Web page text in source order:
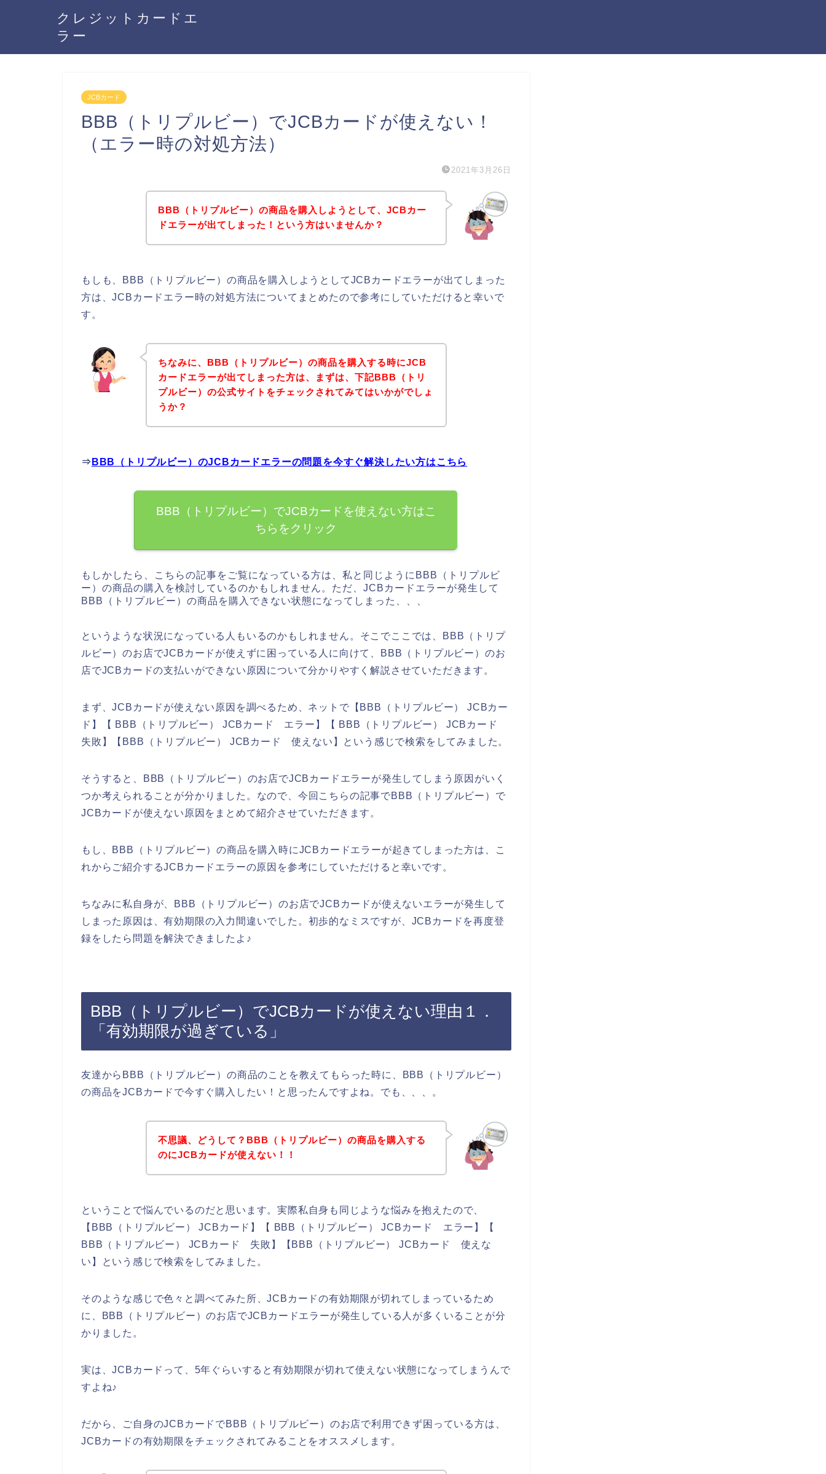
クレジットカードエ
ラー
JCBカード
BBB（トリプルビー）でJCBカードが使えない！
（エラー時の対処方法）
2021年3月26日
BBB（トリプルビー）の商品を購入しようとして、JCBカー
ドエラーが出てしまった！という方はいませんか？
もしも、BBB（トリプルビー）の商品を購入しようとしてJCBカードエラーが出てしまった
方は、JCBカードエラー時の対処方法についてまとめたので参考にしていただけると幸いで
す。
ちなみに、BBB（トリプルビー）の商品を購入する時にJCB
カードエラーが出てしまった方は、まずは、下記BBB（トリ
プルビー）の公式サイトをチェックされてみてはいかがでしょ
うか？
⇒ BBB（トリプルビー）のJCBカードエラーの問題を今すぐ解決したい方はこちら
BBB（トリプルビー）でJCBカードを使えない方はこ
ちらをクリック
もしかしたら、こちらの記事をご覧になっている方は、私と同じようにBBB（トリプルビ
ー）の商品の購入を検討しているのかもしれません。ただ、JCBカードエラーが発生して
BBB（トリプルビー）の商品を購入できない状態になってしまった、、、
というような状況になっている人もいるのかもしれません。そこでここでは、BBB（トリプ
ルビー）のお店でJCBカードが使えずに困っている人に向けて、BBB（トリプルビー）のお
店でJCBカードの支払いができない原因について分かりやすく解説させていただきます。
まず、JCBカードが使えない原因を調べるため、ネットで【BBB（トリプルビー） JCBカー
ド】【 BBB（トリプルビー） JCBカード エラー】【 BBB（トリプルビー） JCBカード
失敗】【BBB（トリプルビー） JCBカード 使えない】という感じで検索をしてみました。
そうすると、BBB（トリプルビー）のお店でJCBカードエラーが発生してしまう原因がいく
つか考えられることが分かりました。なので、今回こちらの記事でBBB（トリプルビー）で
JCBカードが使えない原因をまとめて紹介させていただきます。
もし、BBB（トリプルビー）の商品を購入時にJCBカードエラーが起きてしまった方は、こ
れからご紹介するJCBカードエラーの原因を参考にしていただけると幸いです。
ちなみに私自身が、BBB（トリプルビー）のお店でJCBカードが使えないエラーが発生して
しまった原因は、有効期限の入力間違いでした。初歩的なミスですが、JCBカードを再度登
録をしたら問題を解決できましたよ♪
BBB（トリプルビー）でJCBカードが使えない理由１．
「有効期限が過ぎている」
友達からBBB（トリプルビー）の商品のことを教えてもらった時に、BBB（トリプルビー）
の商品をJCBカードで今すぐ購入したい！と思ったんですよね。でも、、、。
不思議、どうして？BBB（トリプルビー）の商品を購入する
のにJCBカードが使えない！！
ということで悩んでいるのだと思います。実際私自身も同じような悩みを抱えたので、
【BBB（トリプルビー） JCBカード】【 BBB（トリプルビー） JCBカード エラー】【
BBB（トリプルビー） JCBカード 失敗】【BBB（トリプルビー） JCBカード 使えな
い】という感じで検索をしてみました。
そのような感じで色々と調べてみた所、JCBカードの有効期限が切れてしまっているため
に、BBB（トリプルビー）のお店でJCBカードエラーが発生している人が多くいることが分
かりました。
実は、JCBカードって、5年ぐらいすると有効期限が切れて使えない状態になってしまうんで
すよね♪
だから、ご自身のJCBカードでBBB（トリプルビー）のお店で利用できず困っている方は、
JCBカードの有効期限をチェックされてみることをオススメします。